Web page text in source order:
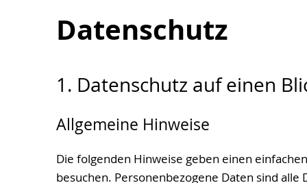
Datenschutz
1. Datenschutz auf einen
Allgemeine Hinweise
Die folgenden Hinweise geben einen
besuchen. Personenbezogene Daten sind